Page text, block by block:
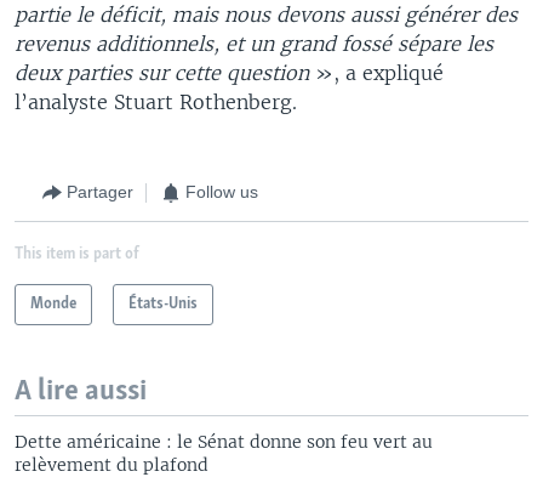
partie le déficit, mais nous devons aussi générer des
revenus additionnels, et un grand fossé sépare les
deux parties sur cette question», a expliqué
l’analyste Stuart Rothenberg.
Partager Follow us
This item is part of
Monde États-Unis
A lire aussi
Dette américaine : le Sénat donne son feu vert au
relèvement du plafond